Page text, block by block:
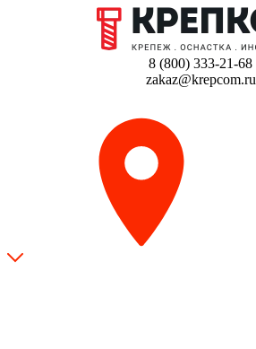
8 (800) 333-21-68
zakaz@krepcom.ru